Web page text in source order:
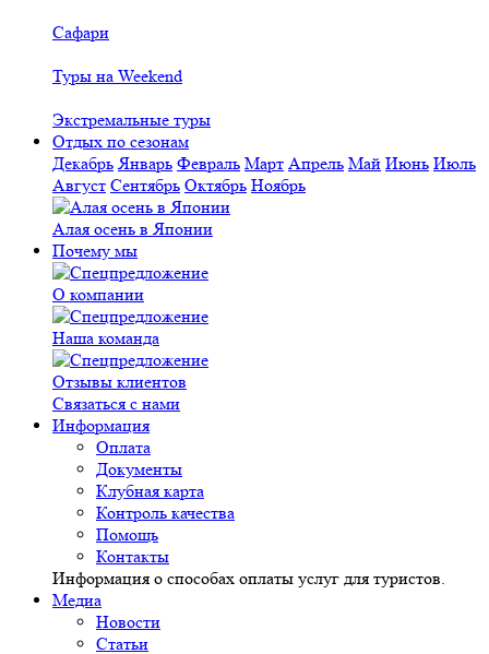
Сафари
Туры на Weekend
Экстремальные туры
Отдых по сезонам
Декабрь Январь Февраль Март Апрель Май Июнь Июль
Август Сентябрь Октябрь Ноябрь
Алая осень в Японии
Почему мы
О компании
Наша команда
Отзывы клиентов
Связаться с нами
Информация
Оплата
Документы
Клубная карта
Контроль качества
Помощь
Контакты
Информация о способах оплаты услуг для туристов.
Медиа
Новости
Статьи